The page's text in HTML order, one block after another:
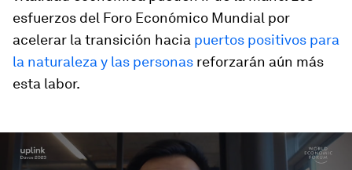
esfuerzos del Foro Económico Mundial por
acelerar la transición hacia puertos positivos para
la naturaleza y las personas reforzarán aún más
esta labor.
seconds